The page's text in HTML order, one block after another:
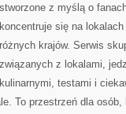
stworzone z myślą o
koncentruje się na
różnych krajów. Serwis
związanych z lokalami,
kulinarnymi, testami i
To przestrzeń dla